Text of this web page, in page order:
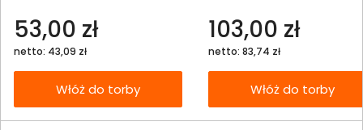
53,00 zł
netto: 43,09 zł
Włóż do torby
103,00 zł
netto: 83,74 zł
Włóż do torby